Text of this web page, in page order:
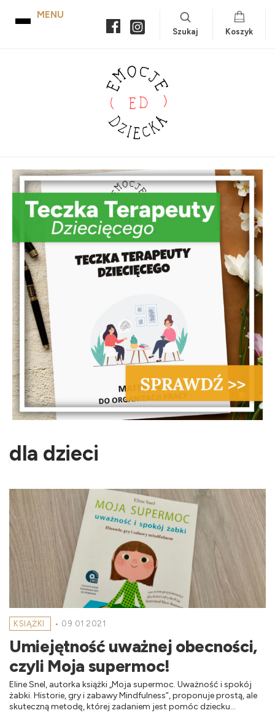
Szukaj Koszyk
dla dzieci
KSIĄŻKI • 09 01 2021
Umiejętność uważnej obecności,
czyli Moja supermoc!
Eline Snel, autorka książki „Moja supermoc. Uważność i spokój
żabki. Historie, gry i zabawy Mindfulness”, proponuje prostą, ale
skuteczną metodę, której zadaniem jest pomóc dziecku...